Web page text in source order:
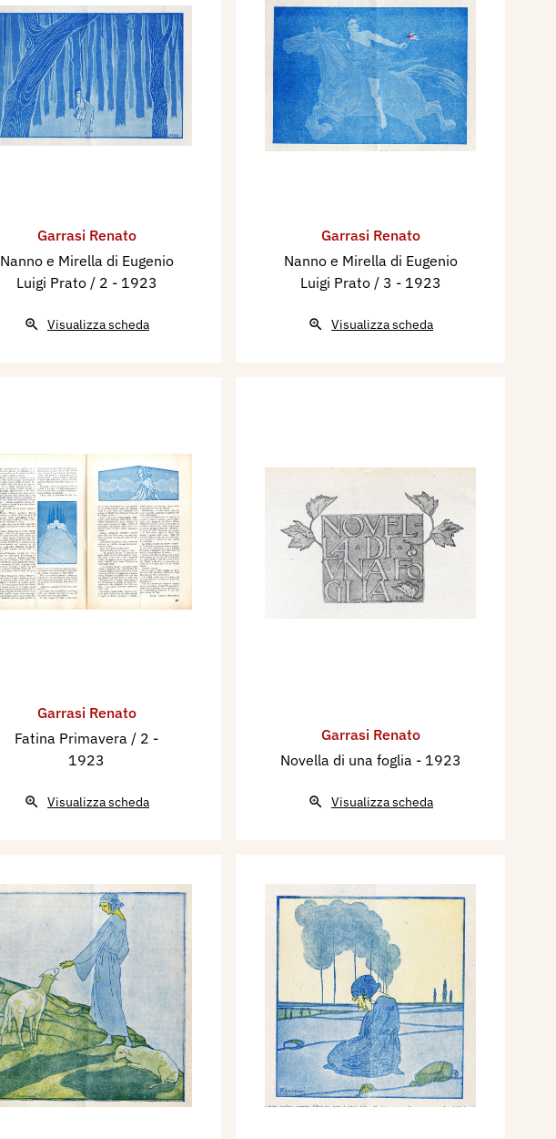
Garrasi Renato
Nanno e Mirella di Eugenio
Luigi Prato / 2 - 1923
Visualizza scheda
Garrasi Renato
Nanno e Mirella di Eugenio
Luigi Prato / 3 - 1923
Visualizza scheda
Garrasi Renato
Fatina Primavera / 2 -
1923
Visualizza scheda
Garrasi Renato
Novella di una foglia - 1923
Visualizza scheda